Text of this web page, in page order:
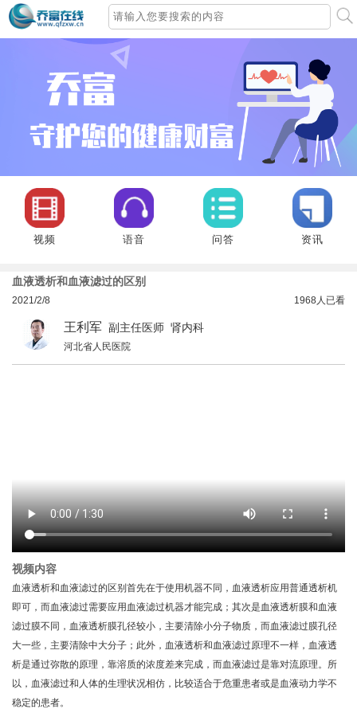
视频 语音 问答 资讯
血液透析和血液滤过的区别
2021/2/8 1968人已看
王利军 副主任医师 肾内科
河北省人民医院
视频内容
血液透析和血液滤过的区别首先在于使用机器不同，血液透析应用普通透析机
即可，而血液滤过需要应用血液滤过机器才能完成；其次是血液透析膜和血液
滤过膜不同，血液透析膜孔径较小，主要清除小分子物质，而血液滤过膜孔径
大一些，主要清除中大分子；此外，血液透析和血液滤过原理不一样，血液透
析是通过弥散的原理，靠溶质的浓度差来完成，而血液滤过是靠对流原理。所
以，血液滤过和人体的生理状况相仿，比较适合于危重患者或是血液动力学不
稳定的患者。